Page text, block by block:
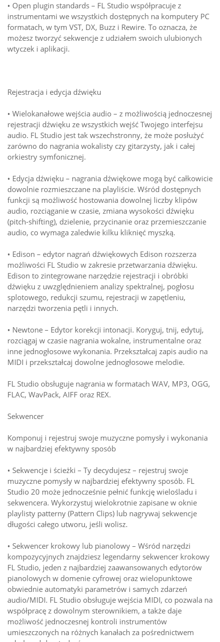
• Open plugin standards – FL Studio współpracuje z
instrumentami we wszystkich dostępnych na komputery PC
formatach, w tym VST, DX, Buzz i Rewire. To oznacza, że
możesz tworzyć sekwencje z udziałem swoich ulubionych
wtyczek i aplikacji.
Rejestracja i edycja dźwięku
• Wielokanałowe wejścia audio – z możliwością jednoczesnej
rejestracji dźwięku ze wszystkich wejść Twojego interfejsu
audio. FL Studio jest tak wszechstronny, że może posłużyć
zarówno do nagrania wokalisty czy gitarzysty, jak i całej
orkiestry symfonicznej.
• Edycja dźwięku – nagrania dźwiękowe mogą być całkowicie
dowolnie rozmieszczane na playliście. Wśród dostępnych
funkcji są możliwość hostowania dowolnej liczby klipów
audio, rozciąganie w czasie, zmiana wysokości dźwięku
(pitch-shifting), dzielenie, przycinanie oraz przemieszczanie
audio, co wymaga zaledwie kilku kliknięć myszką.
• Edison – edytor nagrań dźwiękowych Edison rozszerza
możliwości FL Studio w zakresie przetwarzania dźwięku.
Edison to zintegrowane narzędzie rejestracji i obróbki
dźwięku z uwzględnieniem analizy spektralnej, pogłosu
splotowego, redukcji szumu, rejestracji w zapętleniu,
narzędzi tworzenia pętli i innych.
• Newtone – Edytor korekcji intonacji. Koryguj, tnij, edytuj,
rozciągaj w czasie nagrania wokalne, instrumentalne oraz
inne jednogłosowe wykonania. Przekształcaj zapis audio na
MIDI i przekształcaj dowolne jednogłosowe melodie.
FL Studio obsługuje nagrania w formatach WAV, MP3, OGG,
FLAC, WavPack, AIFF oraz REX.
Sekwencer
Komponuj i rejestruj swoje muzyczne pomysły i wykonania
w najbardziej efektywny sposób
• Sekwencje i ścieżki – Ty decydujesz – rejestruj swoje
muzyczne pomysły w najbardziej efektywny sposób. FL
Studio 20 może jednocześnie pełnić funkcję wielośladu i
sekwencera. Wykorzystuj wielokrotnie zapisane w oknie
playlisty patterny (Pattern Clips) lub nagrywaj sekwencje
długości całego utworu, jeśli wolisz.
• Sekwencer krokowy lub pianolowy – Wśród narzędzi
kompozycyjnych znajdziesz legendarny sekwencer krokowy
FL Studio, jeden z najbardziej zaawansowanych edytorów
pianolowych w domenie cyfrowej oraz wielopunktowe
obwiednie automatyki parametrów i samych zdarzeń
audio/MIDI. FL Studio obsługuje wejścia MIDI, co pozwala na
współpracę z dowolnym sterownikiem, a także daje
możliwość jednoczesnej kontroli instrumentów
umieszczonych na różnych kanałach za pośrednictwem